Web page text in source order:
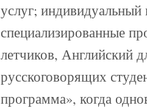
услуг;
специализированные
летчиков, Английский
русскоговорящих
программа», когда